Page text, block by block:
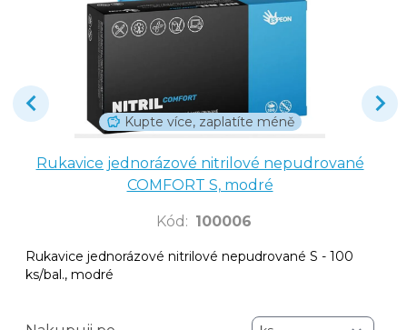
Kupte více, zaplatíte méně
Rukavice jednorázové nitrilové nepudrované
COMFORT S, modré
Kód : 100006
Rukavice jednorázové nitrilové nepudrované S - 100
ks/bal., modré